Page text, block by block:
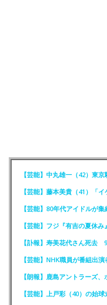
【芸能】藤本美貴（41）「
【芸能】フジ『有吉の夏休
【訃報】寿美花代さん死去
【芸能】NHK職員が番組出
【朗報】鹿島アントラーズ
【芸能】上戸彩（40）の始